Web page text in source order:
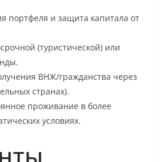
портфеля и защита капитала от
(туристической) или
ВНЖ/гражданства через
странах).
проживание в более
условиях.